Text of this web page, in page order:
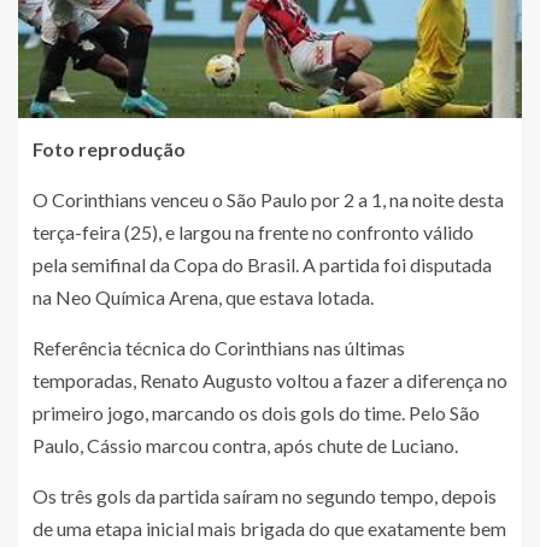
Foto reprodução
O Corinthians venceu o São Paulo por 2 a 1, na noite desta
terça-feira (25), e largou na frente no confronto válido
pela semifinal da Copa do Brasil. A partida foi disputada
na Neo Química Arena, que estava lotada.
Referência técnica do Corinthians nas últimas
temporadas, Renato Augusto voltou a fazer a diferença no
primeiro jogo, marcando os dois gols do time. Pelo São
Paulo, Cássio marcou contra, após chute de Luciano.
Os três gols da partida saíram no segundo tempo, depois
de uma etapa inicial mais brigada do que exatamente bem